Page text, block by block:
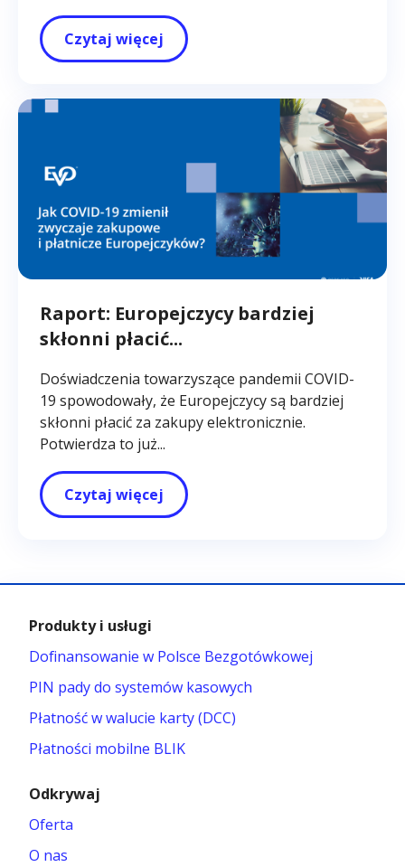
Czytaj więcej
Raport: Europejczycy bardziej
skłonni płacić...
Doświadczenia towarzyszące pandemii COVID-
19 spowodowały, że Europejczycy są bardziej
skłonni płacić za zakupy elektronicznie.
Potwierdza to już...
Czytaj więcej
Produkty i usługi
Dofinansowanie w Polsce Bezgotówkowej
PIN pady do systemów kasowych
Płatność w walucie karty (DCC)
Płatności mobilne BLIK
Odkrywaj
Oferta
O nas